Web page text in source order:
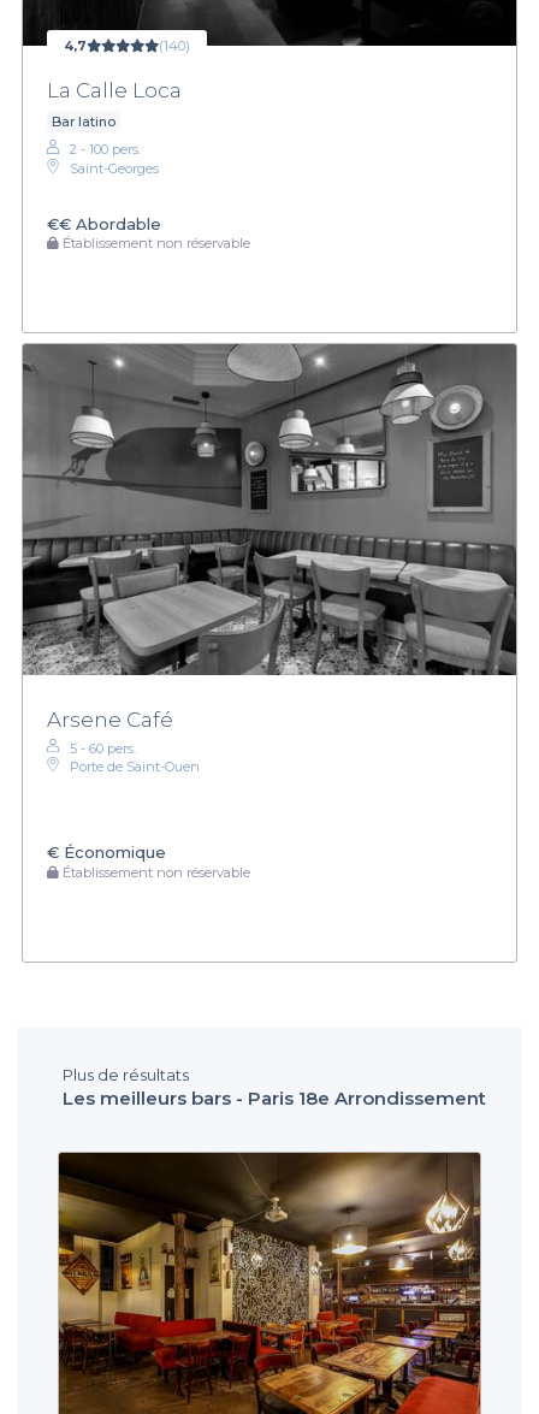
4,7 (140)
La Calle Loca
Bar latino
2 - 100 pers.
Saint-Georges
€€ Abordable
Établissement non réservable
Arsene Café
5 - 60 pers.
Porte de Saint-Ouen
€ Économique
Établissement non réservable
Plus de résultats
Les meilleurs bars - Paris 18e Arrondissement